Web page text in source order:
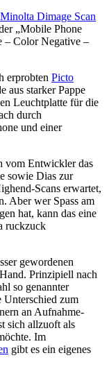
Minolta Dimage Scan
„Mobile Phone
– Color Negative –
erprobten Picto
aus starker Pappe
Leuchtplatte für die
durch
und einer
vom Entwickler das
sowie Dias zur
Scans erwartet,
Aber wer Spass am
hat, kann das eine
ruckzuck
gewordenen
Prinzipiell nach
so genannter
Unterschied zum
an Aufnahme-
sich allzuoft als
Im
gibt es ein eigenes